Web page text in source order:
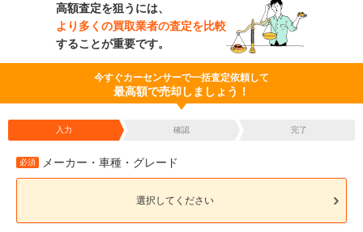
高額査定を狙うには、
より多くの買取業者の査定を比較
することが重要です。
今すぐカーセンサーで一括査定依頼して
最高額で売却しましょう！
入力 確認 完了
必須 メーカー・車種・グレード
選択してください